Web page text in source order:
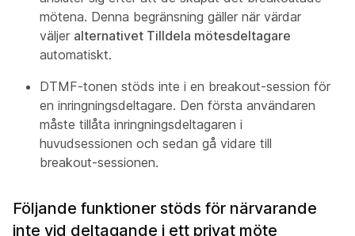
mötena. Denna begränsning gäller när värdar
väljer alternativet Tilldela mötesdeltagare
automatiskt.
DTMF-tonen stöds inte i en breakout-session för
en inringningsdeltagare. Den första användaren
måste tillåta inringningsdeltagaren i
huvudsessionen och sedan gå vidare till
breakout-sessionen.
Följande funktioner stöds för närvarande
inte vid deltagande i ett privat möte